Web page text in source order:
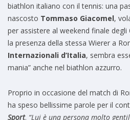
biathlon italiano con il tennis: una
nascosto Tommaso Giacomel,
per assistere al weekend finale degli
la presenza della stessa Wierer a
Internazionali d’Italia, sembra
mania” anche nel biathlon azzurro.
Proprio in occasione del match di
ha speso bellissime parole per il
Sport. “Lui è una persona molto